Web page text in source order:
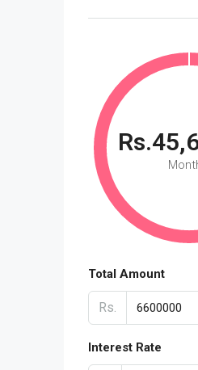
Total Amount
Rs.
Interest Rate